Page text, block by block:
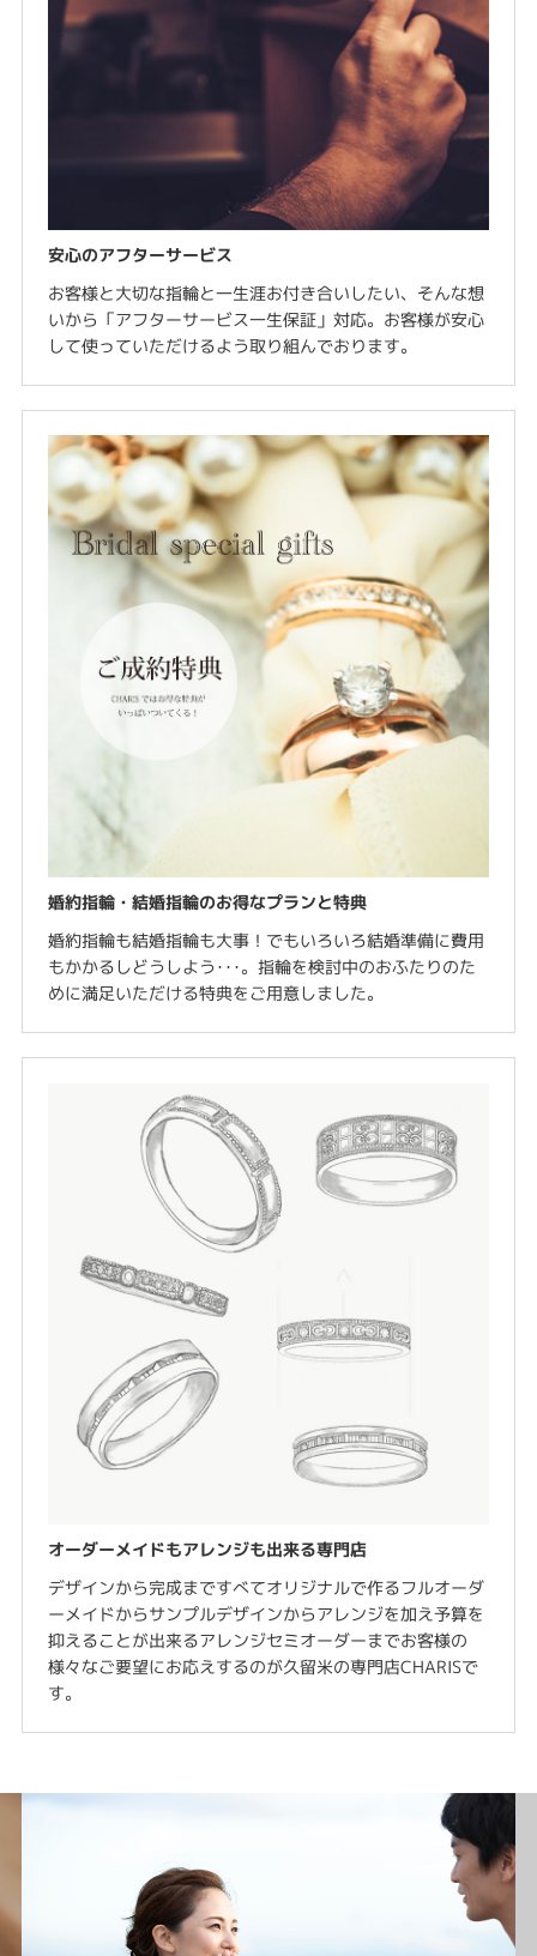
安心のアフターサービス
お客様と大切な指輪と一生涯お付き合いしたい、そんな想
いから「アフターサービス一生保証」対応。お客様が安心
して使っていただけるよう取り組んでおります。
婚約指輪・結婚指輪のお得なプランと特典
婚約指輪も結婚指輪も大事！でもいろいろ結婚準備に費用
もかかるしどうしよう･･･。指輪を検討中のおふたりのた
めに満足いただける特典をご用意しました。
オーダーメイドもアレンジも出来る専門店
デザインから完成まですべてオリジナルで作るフルオーダ
ーメイドからサンプルデザインからアレンジを加え予算を
抑えることが出来るアレンジセミオーダーまでお客様の
様々なご要望にお応えするのが久留米の専門店CHARISで
す。